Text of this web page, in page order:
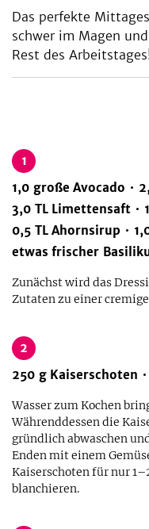
Das perfekte
schwer im Magen
Rest des
1
1,0 große Avocado
3,0 TL Limettensaft
0,5 TL Ahornsirup
etwas frischer
Zunächst wird das
Zutaten zu einer
2
250 g Kaiserschoten
Wasser zum Kochen
Währenddessen die
gründlich abwaschen
Enden mit einem
Kaiserschoten für nur
blanchieren.